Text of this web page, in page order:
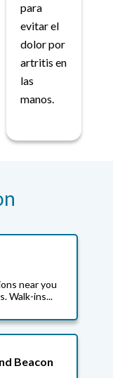
para
evitar el
dolor por
artritis en
las
manos.
near you
Walk-ins...
Beacon